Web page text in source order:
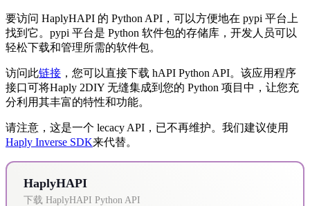
要访问 HaplyHAPI 的 Python API，可以方便地在 pypi 平台上
找到它。pypi 平台是 Python 软件包的存储库，开发人员可以
轻松下载和管理所需的软件包。
访问此链接 ，您可以直接下载 hAPI Python API。该应用程序
接口可将Haply 2DIY 无缝集成到您的 Python 项目中，让您充
分利用其丰富的特性和功能。
请注意，这是一个 lecacy API，已不再维护。我们建议使用
Haply Inverse SDK来代替。
HaplyHAPI
下载 HaplyHAPI Python API